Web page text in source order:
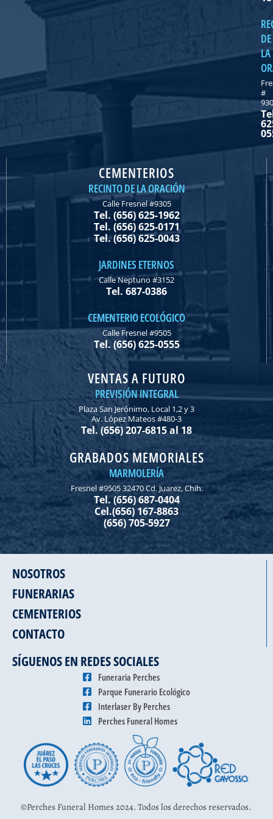
DE
LA
#
CEMENTERIOS
RECINTO DE LA ORACIÓN
Calle Fresnel #9305
Tel. (656) 625-1962
Tel. (656) 625-0171
Tel. (656) 625-0043
JARDINES ETERNOS
Calle Neptuno #3152
Tel. 687-0386
CEMENTERIO ECOLÓGICO
Calle Fresnel #9505
Tel. (656) 625-0555
VENTAS A FUTURO
PREVISIÓN INTEGRAL
Plaza San Jerónimo, Local 1,2 y 3
Av. López Mateos #480-3
Tel. (656) 207-6815 al 18
GRABADOS MEMORIALES
MARMOLERÍA
Fresnel #9505 32470 Cd. Juarez, Chih.
Tel. (656) 687-0404
Cel.(656) 167-8863
(656) 705-5927
NOSOTROS
FUNERARIAS
CEMENTERIOS
CONTACTO
SÍGUENOS EN REDES SOCIALES
Funeraria Perches
Parque Funerario Ecológico
Interlaser By Perches
Perches Funeral Homes
©Perches Funeral Homes 2024. Todos los derechos reservados.